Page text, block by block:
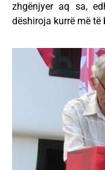
zhgënjyer aq sa,
dëshiroja kurrë më të